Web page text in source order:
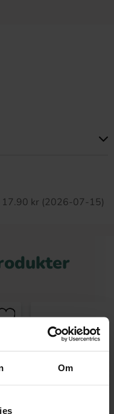
Om
17.90 kr (2026-07-15)